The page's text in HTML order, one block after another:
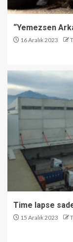
“Yemezsen
16 Aralık 2023
Time lapse
15 Aralık 2023